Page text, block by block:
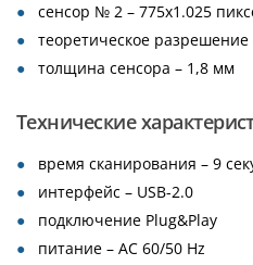
сенсор № 2 – 775х1.025
теоретическое
толщина сенсора – 1,8 мм
Технические
время сканирования – 9
интерфейс – USB-2.0
подключение Plug&Play
питание – АС 60/50 Hz